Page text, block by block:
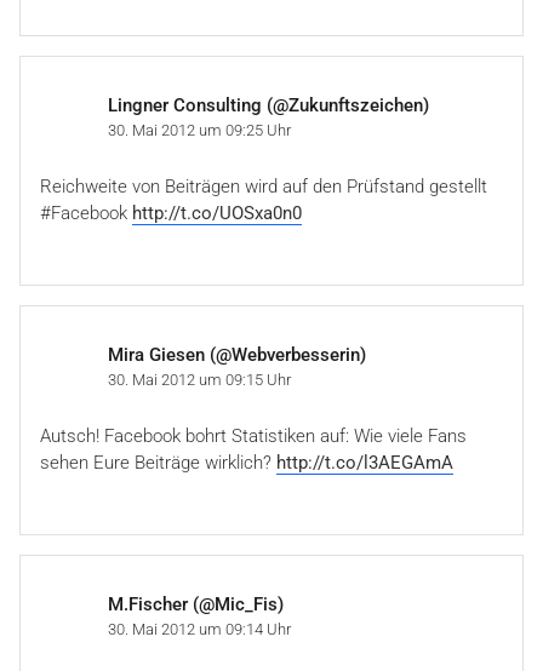
Lingner Consulting (@Zukunftszeichen)
30. Mai 2012 um 09:25 Uhr
Reichweite von Beiträgen wird auf den Prüfstand gestellt
#Facebook http://t.co/UOSxa0n0
Mira Giesen (@Webverbesserin)
30. Mai 2012 um 09:15 Uhr
Autsch! Facebook bohrt Statistiken auf: Wie viele Fans
sehen Eure Beiträge wirklich? http://t.co/l3AEGAmA
M.Fischer (@Mic_Fis)
30. Mai 2012 um 09:14 Uhr